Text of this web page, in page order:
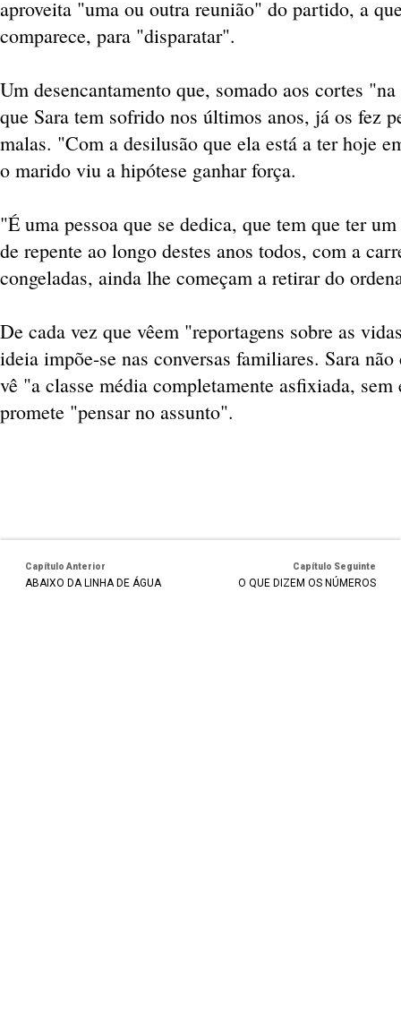
aproveita "uma ou outra reunião" do partido, a
comparece, para "disparatar".
Um desencantamento que, somado aos cortes
que Sara tem sofrido nos últimos anos, já os fez
malas. "Com a desilusão que ela está a ter hoje
o marido viu a hipótese ganhar força.
"É uma pessoa que se dedica, que tem que ter
de repente ao longo destes anos todos, com a
congeladas, ainda lhe começam a retirar do
De cada vez que vêem "reportagens sobre as
ideia impõe-se nas conversas familiares. Sara
vê "a classe média completamente asfixiada,
promete "pensar no assunto".
Capítulo Seguinte
O QUE DIZEM OS NÚMEROS
Capítulo Anterior
ABAIXO DA LINHA DE ÁGUA